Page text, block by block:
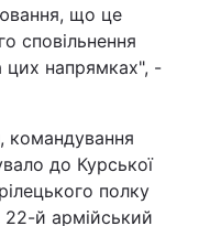
що це
сповільнення
цих напрямках", -
командування
до Курської
полку
22-й армійський